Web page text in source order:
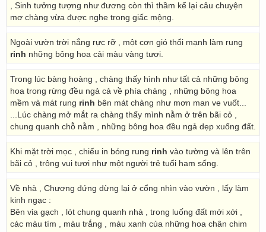
, Sinh tưởng tượng như đương còn thì thầm kể lại câu chuyện
mơ chàng vừa được nghe trong giấc mộng.
Ngoài vườn trời nắng rực rỡ , một cơn gió thổi mạnh làm rung
rinh những bông hoa cải màu vàng tươi.
Trong lúc bàng hoàng , chàng thấy hình như tất cả những bông
hoa trong rừng đều ngả cả về phía chàng , những bông hoa
mềm và mát rung rinh bên mát chàng như mơn man ve vuốt...
...Lúc chàng mở mắt ra chàng thấy mình nằm ở trên bãi cỏ ,
chung quanh chỗ nằm , những bông hoa đều ngả dẹp xuống đất.
Khi mặt trời mọc , chiếu in bóng rung rinh vào tường và lên trên
bãi cỏ , trông vui tươi như một người trẻ tuổi ham sống.
Về nhà , Chương đứng dừng lại ở cổng nhìn vào vườn , lấy làm
kinh ngạc :
Bên vỉa gạch , lót chung quanh nhà , trong luống đất mới xới ,
các màu tím , màu trắng , màu xanh của những hoa chân chim